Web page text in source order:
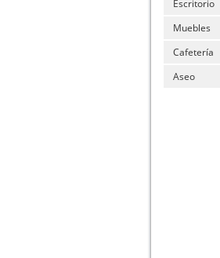
Escritorio
Muebles
Cafetería
Aseo